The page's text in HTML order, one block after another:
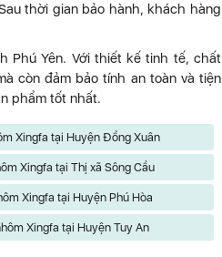
thời gian bảo hành, khách hàng
Phú Yên. Với thiết kế tinh tế, chất
còn đảm bảo tính an toàn và tiện
phẩm tốt nhất.
Xingfa tại Huyện Đồng Xuân
Xingfa tại Thị xã Sông Cầu
Xingfa tại Huyện Phú Hòa
Xingfa tại Huyện Tuy An